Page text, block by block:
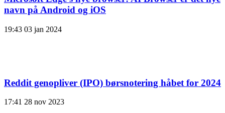
navn på Android og iOS
19:43 03 jan 2024
Reddit genopliver (IPO) børsnotering håbet for 2024
17:41 28 nov 2023